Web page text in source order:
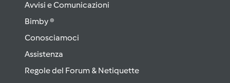
Avvisi e Comunicazioni
Bimby ®
Conosciamoci
Assistenza
Regole del Forum & Netiquette